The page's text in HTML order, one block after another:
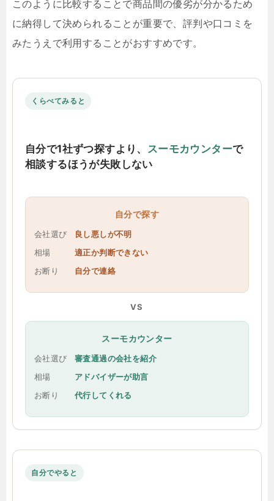
このように比較することで商品間の優劣が分かるため
に納得して決められることが重要で、評判や口コミを
みたうえで利用することがおすすめです。
くらべてみると
自分で1社ずつ探すより、 スーモカウンターで
相談するほうが失敗しない
自分で探す
会社選び
良し悪しが不明
相場
適正か判断できない
お断り
自分で連絡
VS
スーモカウンター
会社選び
審査通過の会社を紹介
相場
アドバイザーが助言
お断り
代行してくれる
自分でやると